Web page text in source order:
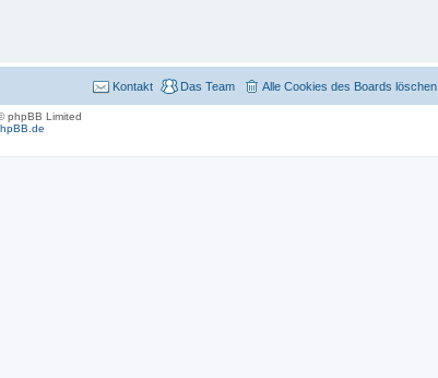
Alle Cookies des Boards löschen
Das Team
Kontakt
phpBB Limited